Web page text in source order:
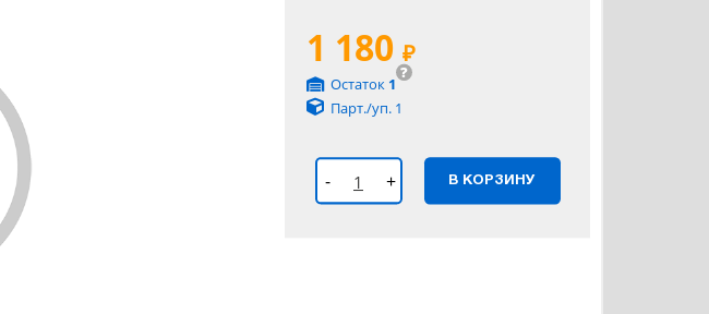
1 180 ₽
?
Остаток 1
Парт./уп. 1
- + В КОРЗИНУ